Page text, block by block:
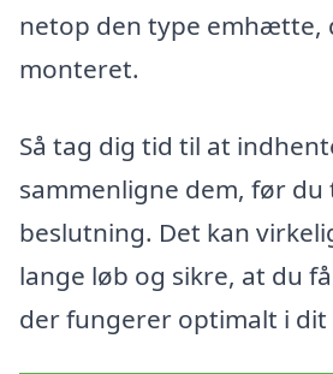
netop den type emhætte,
monteret.
Så tag dig tid til at
sammenligne dem, før
beslutning. Det kan
lange løb og sikre, at du
der fungerer optimalt i dit